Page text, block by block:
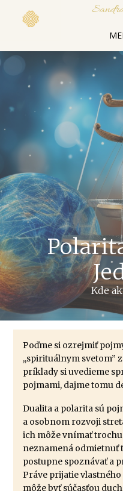
Kde
Poďme si ozrejmiť
,,spirituálnym svetom”
príklady si uvedieme
pojmami, dajme tomu
Dualita a polarita sú
a osobnom rozvoji
ich môže vnímať
neznamená odmietnuť
postupne spoznávať a
Práve prijatie
môže byť súčasťou